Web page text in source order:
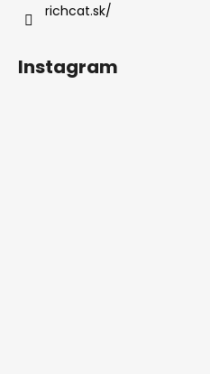
richcat.sk/
Instagram